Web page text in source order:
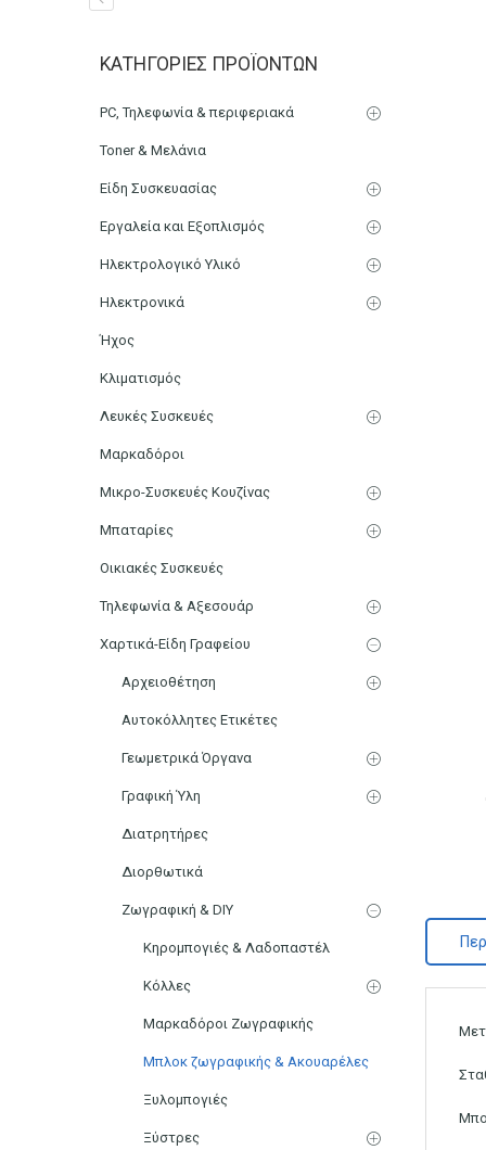
Πιάστρα μεταλλική
ΚΑΤΗΓΟΡΊΕΣ ΠΡΟΪΌΝΤΩΝ
PC, Τηλεφωνία & περιφεριακά
Toner & Μελάνια
Είδη Συσκευασίας
Εργαλεία και Εξοπλισμός
Ηλεκτρολογικό Υλικό
Ηλεκτρονικά
Ήχος
Κλιματισμός
Λευκές Συσκευές
Μαρκαδόροι
Μικρο-Συσκευές Κουζίνας
Μπαταρίες
Οικιακές Συσκευές
Τηλεφωνία & Αξεσουάρ
Χαρτικά-Είδη Γραφείου
Αρχειοθέτηση
Αυτοκόλλητες Ετικέτες
Γεωμετρικά Όργανα
Γραφική Ύλη
Διατρητήρες
Διορθωτικά
Ζωγραφική & DIY
Κηρομπογιές & Λαδοπαστέλ
Κόλλες
Μαρκαδόροι Ζωγραφικής
Μπλοκ ζωγραφικής & Ακουαρέλες
Ξυλομπογιές
Ξύστρες